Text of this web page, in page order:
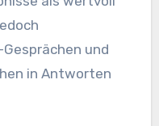
und
in Antworten